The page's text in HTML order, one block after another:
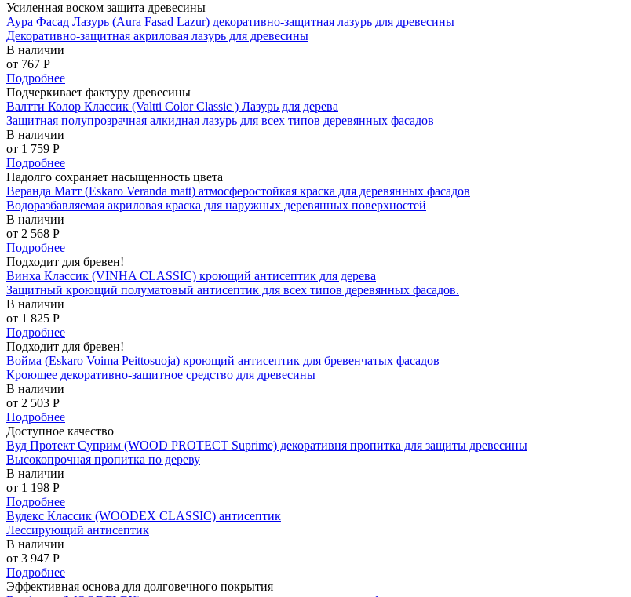
Усиленная воском защита древесины
Аура Фасад Лазурь (Aura Fasad Lazur) декоративно-защитная лазурь для древесины
Декоративно-защитная акриловая лазурь для древесины
В наличии
от 767 P
Подробнее
Подчеркивает фактуру древесины
Валтти Колор Классик (Valtti Color Classic ) Лазурь для дерева
Защитная полупрозрачная алкидная лазурь для всех типов деревянных фасадов
В наличии
от 1 759 P
Подробнее
Надолго сохраняет насыщенность цвета
Веранда Матт (Eskaro Veranda matt) атмосферостойкая краска для деревянных фасадов
Водоразбавляемая акриловая краска для наружных деревянных поверхностей
В наличии
от 2 568 P
Подробнее
Подходит для бревен!
Винха Классик (VINHA CLASSIC) кроющий антисептик для дерева
Защитный кроющий полуматовый антисептик для всех типов деревянных фасадов.
В наличии
от 1 825 P
Подробнее
Подходит для бревен!
Войма (Eskaro Voima Peittosuoja) кроющий антисептик для бревенчатых фасадов
Кроющее декоративно-защитное средство для древесины
В наличии
от 2 503 P
Подробнее
Доступное качество
Вуд Протект Суприм (WOOD PROTECT Suprime) декоративня пропитка для защиты древесины
Высокопрочная пропитка по дереву
В наличии
от 1 198 P
Подробнее
Вудекс Классик (WOODEX CLASSIC) антисептик
Лессирующий антисептик
В наличии
от 3 947 P
Подробнее
Эффективная основа для долговечного покрытия